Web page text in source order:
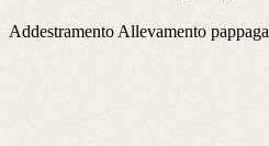
Addestramento Allevamento